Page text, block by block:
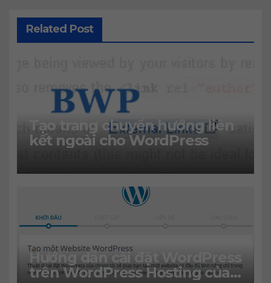
Related Post
Tạo trang chuyển hướng liên
kết ngoài cho WordPress
Hướng dẫn cài đặt WordPress
trên WordPress Hosting của